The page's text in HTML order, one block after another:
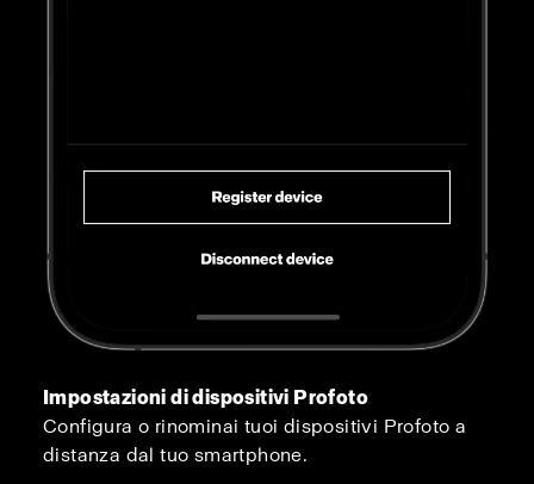
Impostazioni di dispositivi Profoto
Configura o rinominai tuoi dispositivi Profoto a
distanza dal tuo smartphone.